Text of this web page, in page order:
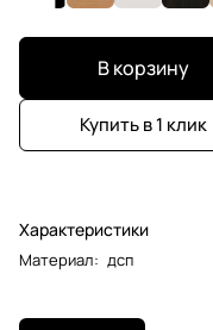
В корзину
Купить в 1 клик
Характеристики
Материал: дсп